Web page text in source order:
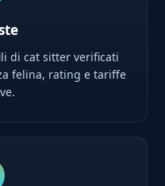
di cat sitter verificati
felina, rating e tariffe